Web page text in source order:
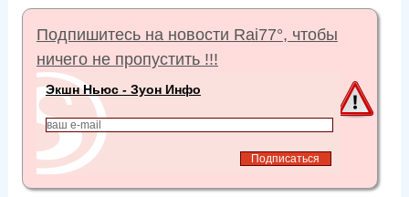
Подпишитесь на новости Rai77°, чтобы
ничего не пропустить !!!
Экшн Ньюс - Зуон Инфо